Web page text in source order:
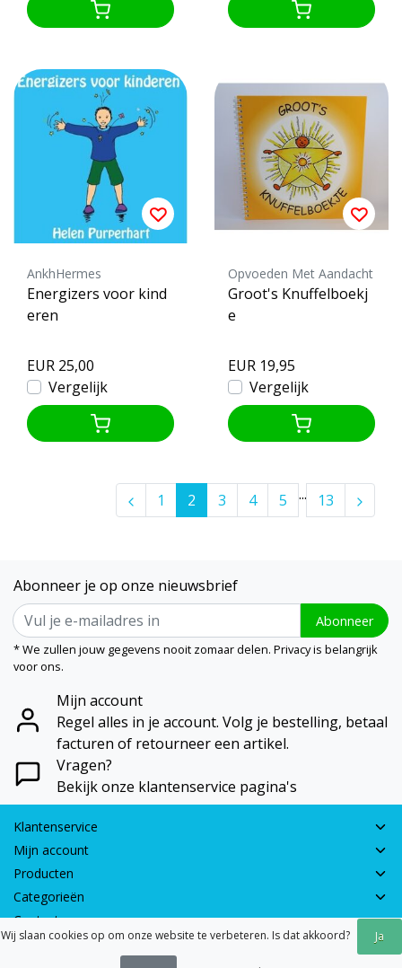
AnkhHermes
Energizers voor kind
eren
EUR 25,00
Vergelijk
Opvoeden Met Aandacht
Groot's Knuffelboekj
e
EUR 19,95
Vergelijk
1 2 3 4 5 ... 13
Abonneer je op onze nieuwsbrief
Abonneer
* We zullen jouw gegevens nooit zomaar delen. Privacy is belangrijk
voor ons.
Mijn account
Regel alles in je account. Volg je bestelling, betaal
facturen of retourneer een artikel.
Vragen?
Bekijk onze klantenservice pagina's
Klantenservice
Mijn account
Producten
Categorieën
Contactgegevens
Wij slaan cookies op om onze website te verbeteren. Is dat akkoord? Ja